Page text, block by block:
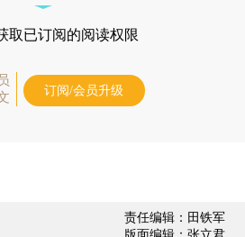
取已订阅的阅读权限
订阅/会员升级
责任编辑：田铁军
版面编辑：张立君